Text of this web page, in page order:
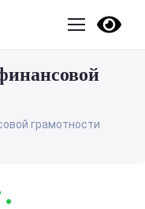
грамотности